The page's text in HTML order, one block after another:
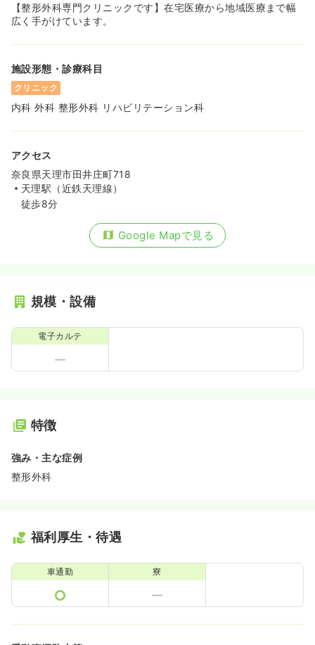
【整形外科専門クリニックです】在宅医療から地域医療まで幅
広く手がけています。
施設形態・診療科目
クリニック
内科 外科 整形外科 リハビリテーション科
アクセス
奈良県天理市田井庄町718
天理駅（近鉄天理線）
徒歩8分
Google Mapで見る
規模・設備
電子カルテ
特徴
強み・主な症例
整形外科
福利厚生・待遇
車通勤 寮